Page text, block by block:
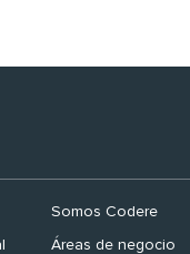
Somos Codere
Áreas de negocio